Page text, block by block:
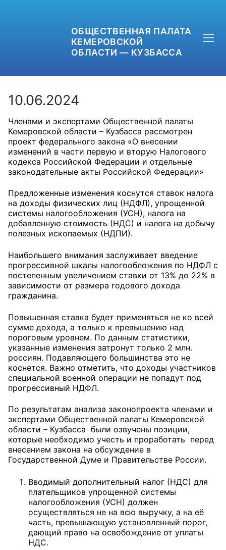
ОБЩЕСТВЕННАЯ ПАЛАТА
КЕМЕРОВСКОЙ
ОБЛАСТИ — КУЗБАССА
+7 (3842) 58-82-40
OPKO42@BK.RU
ОБРАТНАЯ СВЯЗЬ
Общественные советы
Общественные советы при территориальных
исполнительной власти
Общественные советы по проведению
независимой оценки качества условий
оказания услуг
О Палате
Структура Палаты
Комиссии
Экспертный совет ОП КО
Общественный штаб
Члены ОП КО
Документы ОП КО
10.06.2024
Членами и экспертами Общественной палаты
Кемеровской области – Кузбасса рассмотрен
проект федерального закона «О внесении
изменений в части первую и вторую Налогового
кодекса Российской Федерации и отдельные
законодательные акты Российской Федерации»
Предложенные изменения коснутся ставок налога
на доходы физических лиц (НДФЛ), упрощенной
системы налогообложения (УСН), налога на
добавленную стоимость (НДС) и налога на добычу
полезных ископаемых (НДПИ).
Наибольшего внимания заслуживает введение
прогрессивной шкалы налогообложения по НДФЛ с
постепенным увеличением ставки от 13% до 22% в
зависимости от размера годового дохода
гражданина.
Повышенная ставка будет применяться не ко всей
сумме дохода, а только к превышению над
пороговым уровнем. По данным статистики,
указанные изменения затронут только 2 млн.
россиян. Подавляющего большинства это не
коснется. Важно отметить, что доходы участников
специальной военной операции не попадут под
прогрессивный НДФЛ.
По результатам анализа законопроекта членами и
экспертами Общественной палаты Кемеровской
области – Кузбасса были озвучены позиции,
которые необходимо учесть и проработать перед
внесением закона на обсуждение в
Государственной Думе и Правительстве России.
Вводимый дополнительный налог (НДС) для
плательщиков упрощенной системы
налогообложения (УСН) должен
осуществляться не на всю выручку, а на её
часть, превышающую установленный порог,
дающий право на освобождение от уплаты
НДС.